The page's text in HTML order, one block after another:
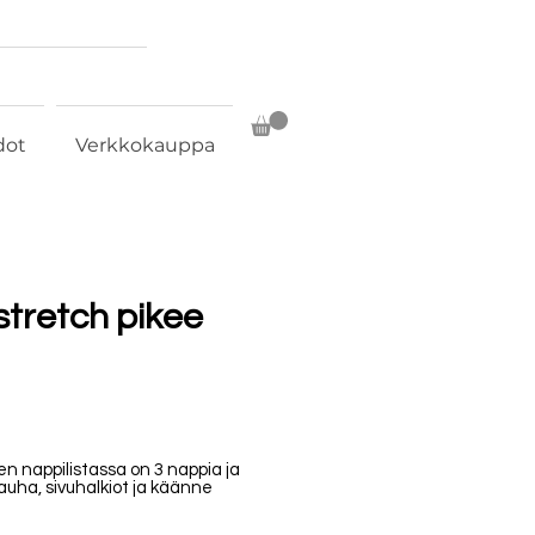
Verkkokauppa
pikee
nappilistassa on 3 nappia ja
sivuhalkiot ja käänne